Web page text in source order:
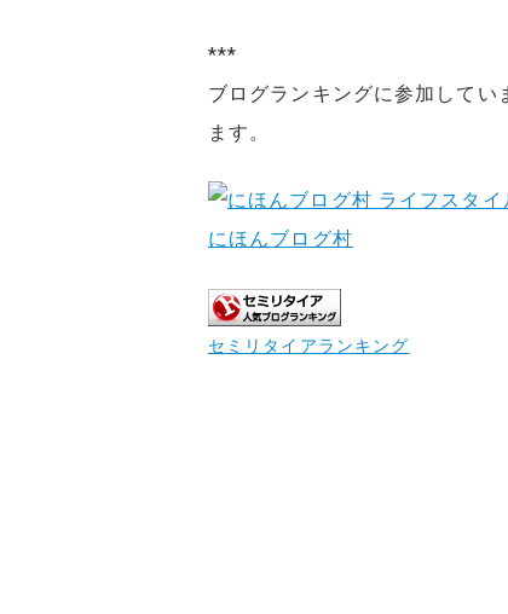
***
ブログランキングに参加して
ます。
にほんブログ村
セミリタイアランキング